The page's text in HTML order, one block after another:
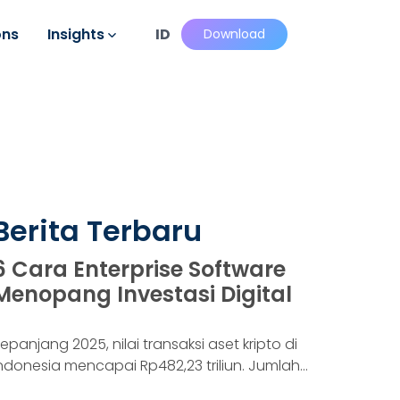
Insights ID Download
Terbaru
Cara Enterprise Software
Investasi Digital
2025, nilai transaksi aset kripto di
mencapai Rp482,23 triliun. Jumlah